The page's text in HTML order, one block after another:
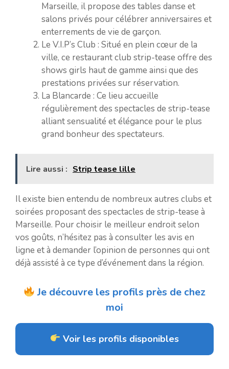
Marseille, il propose des tables danse et
salons privés pour célébrer anniversaires et
enterrements de vie de garçon.
Le V.I.P’s Club : Situé en plein cœur de la
ville, ce restaurant club strip-tease offre des
shows girls haut de gamme ainsi que des
prestations privées sur réservation.
La Blancarde : Ce lieu accueille
régulièrement des spectacles de strip-tease
alliant sensualité et élégance pour le plus
grand bonheur des spectateurs.
Lire aussi : Strip tease lille
Il existe bien entendu de nombreux autres clubs et
soirées proposant des spectacles de strip-tease à
Marseille. Pour choisir le meilleur endroit selon
vos goûts, n’hésitez pas à consulter les avis en
ligne et à demander l’opinion de personnes qui ont
déjà assisté à ce type d’événement dans la région.
Je découvre les profils près de chez
moi
Voir les profils disponibles